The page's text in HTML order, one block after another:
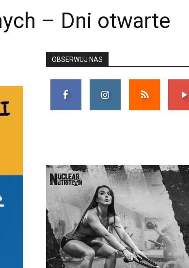
– Dni otwarte
OBSERWUJ NAS